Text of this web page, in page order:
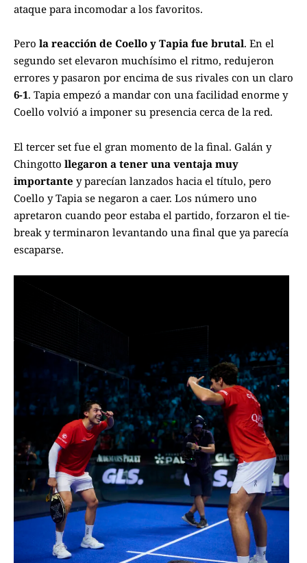
ataque para incomodar a los favoritos.
Pero la reacción de Coello y Tapia fue brutal. En el
segundo set elevaron muchísimo el ritmo, redujeron
errores y pasaron por encima de sus rivales con un claro
6-1. Tapia empezó a mandar con una facilidad enorme y
Coello volvió a imponer su presencia cerca de la red.
El tercer set fue el gran momento de la final. Galán y
Chingotto llegaron a tener una ventaja muy
importante y parecían lanzados hacia el título, pero
Coello y Tapia se negaron a caer. Los número uno
apretaron cuando peor estaba el partido, forzaron el tie-
break y terminaron levantando una final que ya parecía
escaparse.